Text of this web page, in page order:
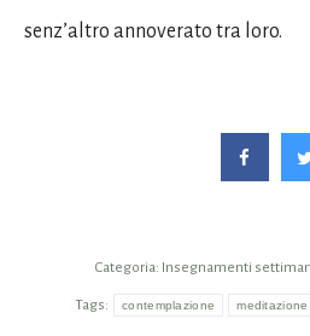
senz’altro annoverato tra loro.
Categoria: Insegnamenti
Tags: contemplazione meditazione